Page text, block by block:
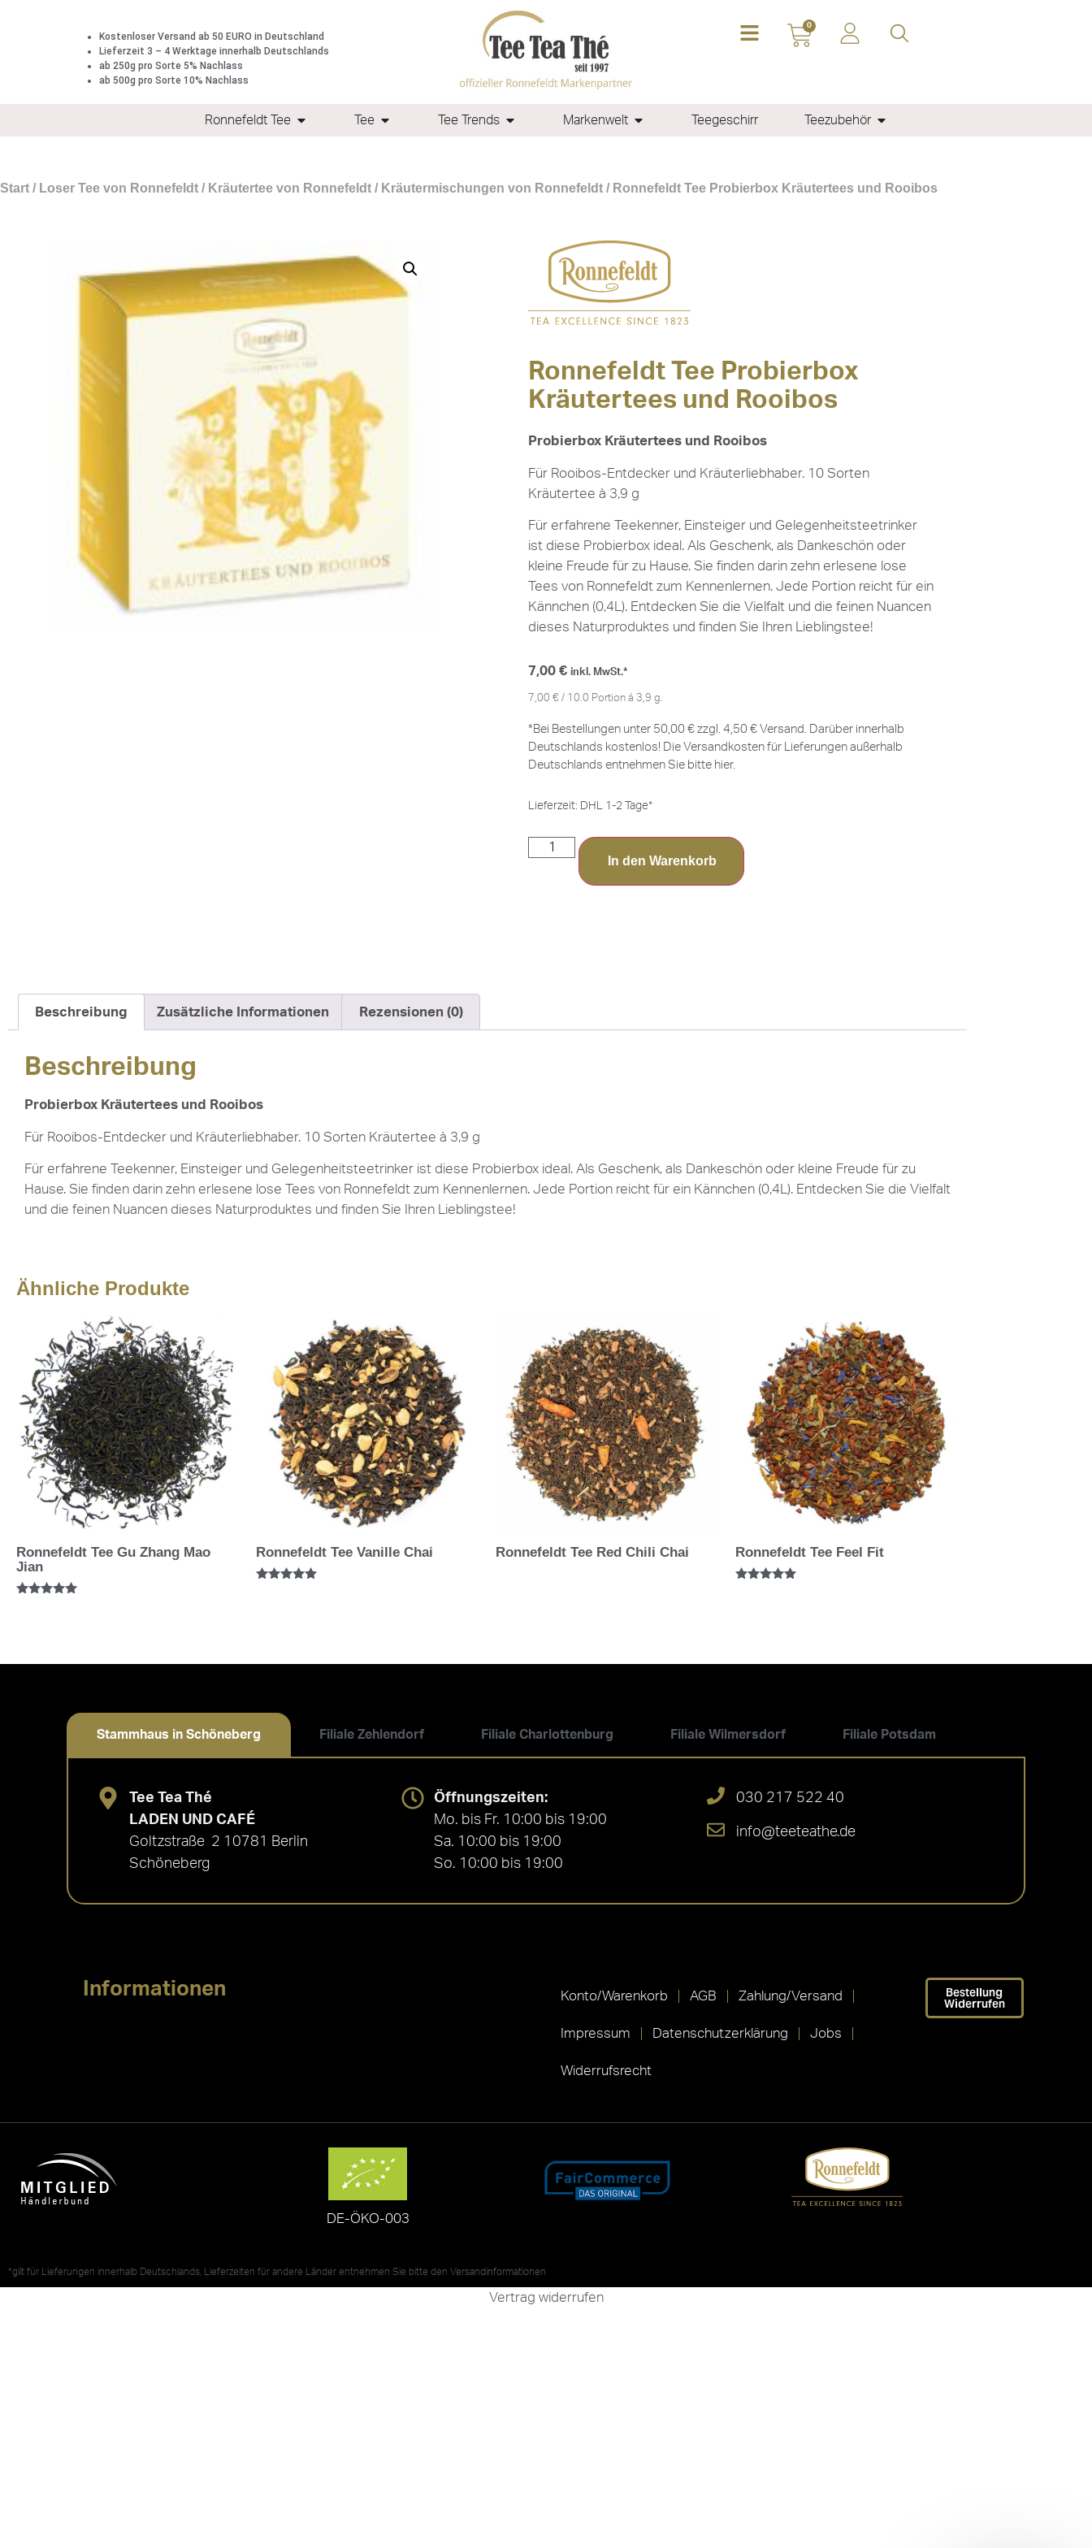
Kostenloser Versand ab 50 EURO in Deutschland
Lieferzeit 3 – 4 Werktage innerhalb Deutschlands
ab 250g pro Sorte 5% Nachlass
ab 500g pro Sorte 10% Nachlass
0
Ronnefeldt Tee Tee Tee Trends Markenwelt Teegeschirr Teezubehör
Start / Loser Tee von Ronnefeldt / Kräutertee von Ronnefeldt / Kräutermischungen von Ronnefeldt / Ronnefeldt Tee Probierbox Kräutertees und Rooibos
Ronnefeldt Tee Probierbox
Kräutertees und Rooibos
Probierbox Kräutertees und Rooibos
Für Rooibos-Entdecker und Kräuterliebhaber. 10 Sorten
Kräutertee à 3,9 g
Für erfahrene Teekenner, Einsteiger und Gelegenheitsteetrinker
ist diese Probierbox ideal. Als Geschenk, als Dankeschön oder
kleine Freude für zu Hause. Sie finden darin zehn erlesene lose
Tees von Ronnefeldt zum Kennenlernen. Jede Portion reicht für ein
Kännchen (0,4L). Entdecken Sie die Vielfalt und die feinen Nuancen
dieses Naturproduktes und finden Sie Ihren Lieblingstee!
7,00 € inkl. MwSt.*
7,00 € / 10.0 Portion á 3,9 g.
*Bei Bestellungen unter 50,00 € zzgl. 4,50 € Versand. Darüber innerhalb
Deutschlands kostenlos! Die Versandkosten für Lieferungen außerhalb
Deutschlands entnehmen Sie bitte hier.
Lieferzeit: DHL 1-2 Tage*
In den Warenkorb
Beschreibung Zusätzliche Informationen Rezensionen (0)
Beschreibung
Probierbox Kräutertees und Rooibos
Für Rooibos-Entdecker und Kräuterliebhaber. 10 Sorten Kräutertee à 3,9 g
Für erfahrene Teekenner, Einsteiger und Gelegenheitsteetrinker ist diese Probierbox ideal. Als Geschenk, als Dankeschön oder kleine Freude für zu
Hause. Sie finden darin zehn erlesene lose Tees von Ronnefeldt zum Kennenlernen. Jede Portion reicht für ein Kännchen (0,4L). Entdecken Sie die Vielfalt
und die feinen Nuancen dieses Naturproduktes und finden Sie Ihren Lieblingstee!
Ähnliche Produkte
Ronnefeldt Tee Gu Zhang Mao
Jian
Ronnefeldt Tee Vanille Chai Ronnefeldt Tee Red Chili Chai Ronnefeldt Tee Feel Fit
Stammhaus in Schöneberg Filiale Zehlendorf Filiale Charlottenburg Filiale Wilmersdorf Filiale Potsdam
Tee Tea Thé
LADEN UND CAFÉ
Goltzstraße 2 10781 Berlin
Schöneberg
Öffnungszeiten:
Mo. bis Fr. 10:00 bis 19:00
Sa. 10:00 bis 19:00
So. 10:00 bis 19:00
030 217 522 40
info@teeteathe.de
Informationen Konto/Warenkorb AGB Zahlung/Versand
Impressum Datenschutzerklärung Jobs
Widerrufsrecht
Bestellung
Widerrufen
DE-ÖKO-003
*gilt für Lieferungen innerhalb Deutschlands, Lieferzeiten für andere Länder entnehmen Sie bitte den Versandinformationen
Vertrag widerrufen